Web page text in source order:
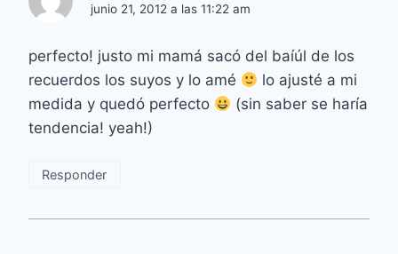
junio 21, 2012 a las 11:22 am
perfecto! justo mi mamá sacó del baíúl de los
recuerdos los suyos y lo amé
lo ajusté a mi
medida y quedó perfecto
(sin saber se haría
tendencia! yeah!)
Responder